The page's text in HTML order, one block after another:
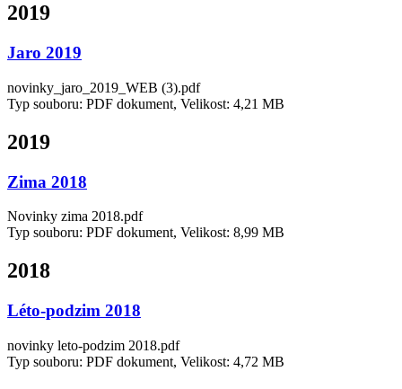
2019
Jaro 2019
novinky_jaro_2019_WEB (3).pdf
Typ souboru: PDF dokument, Velikost: 4,21 MB
2019
Zima 2018
Novinky zima 2018.pdf
Typ souboru: PDF dokument, Velikost: 8,99 MB
2018
Léto-podzim 2018
novinky leto-podzim 2018.pdf
Typ souboru: PDF dokument, Velikost: 4,72 MB